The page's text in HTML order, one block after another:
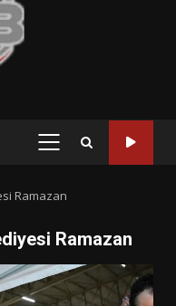
PRIMARY
Ramazan
Ramazan